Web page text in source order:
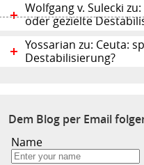
Wolfgang v. Sulecki
oder gezielte
Yossarian zu: Ceuta:
Destabilisierung?
Dem Blog per Email
Name